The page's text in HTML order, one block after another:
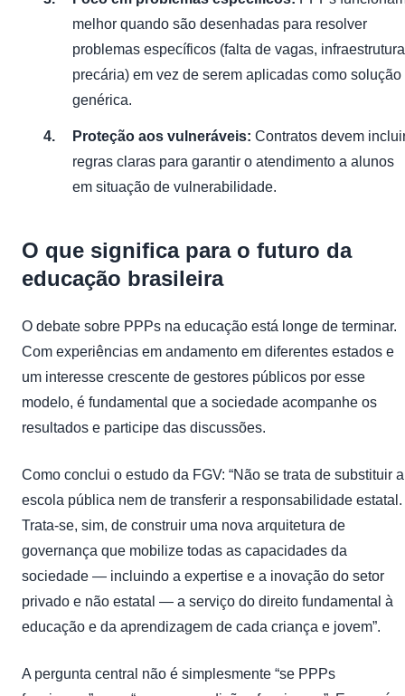
melhor quando são desenhadas para resolver
problemas específicos (falta de vagas, infraestrutura
precária) em vez de serem aplicadas como solução
genérica.
Proteção aos vulneráveis: Contratos devem
regras claras para garantir o atendimento a alunos
em situação de vulnerabilidade.
O que significa para o futuro da
educação brasileira
O debate sobre PPPs na educação está longe de terminar.
Com experiências em andamento em diferentes estados e
um interesse crescente de gestores públicos por esse
modelo, é fundamental que a sociedade acompanhe os
resultados e participe das discussões.
Como conclui o estudo da FGV: “Não se trata de substituir a
escola pública nem de transferir a responsabilidade estatal.
Trata-se, sim, de construir uma nova arquitetura de
governança que mobilize todas as capacidades da
sociedade — incluindo a expertise e a inovação do setor
privado e não estatal — a serviço do direito fundamental à
educação e da aprendizagem de cada criança e jovem”.
A pergunta central não é simplesmente “se PPPs